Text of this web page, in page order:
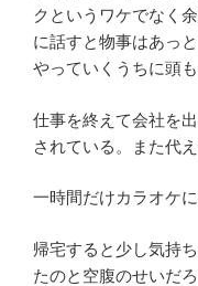
クというワケでなく
に話すと物事はあっ
やっていくうちに頭
仕事を終えて会社を
されている。また代え
一時間だけカラオケ
帰宅すると少し気持
たのと空腹のせいだ